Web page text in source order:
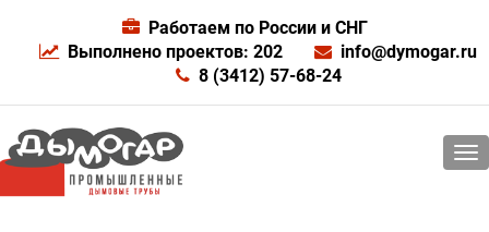
Работаем по России и СНГ
Выполнено проектов: 202
info@dymogar.ru
8 (3412) 57-68-24